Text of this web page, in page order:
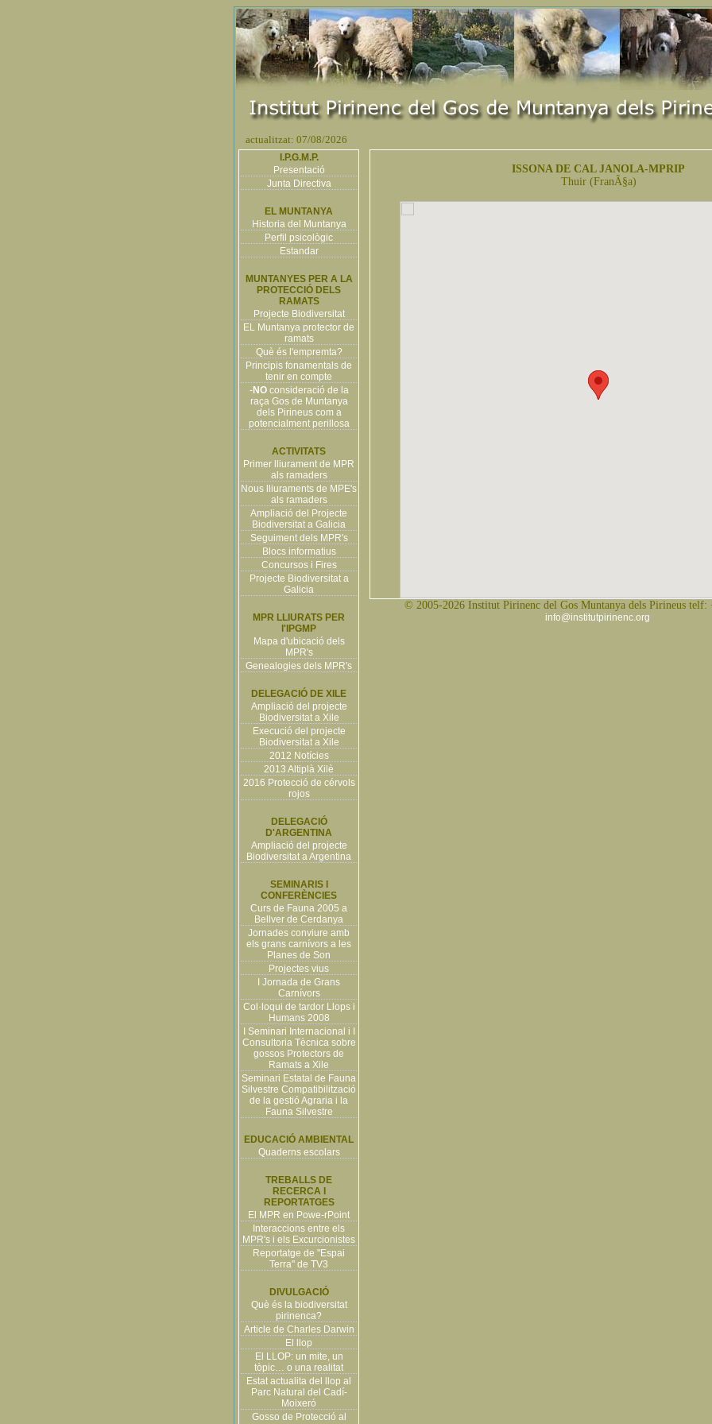
actualitzat: 07/08/2026
I.P.G.M.P.
Presentació
Junta Directiva
EL MUNTANYA
Historia del Muntanya
Perfil psicològic
Estandar
MUNTANYES PER A LA
PROTECCIÓ DELS
RAMATS
Projecte Biodiversitat
EL Muntanya protector de
ramats
Què és l'empremta?
Principis fonamentals de
tenir en compte
-NOconsideració de la
raça Gos de Muntanya
dels Pirineus com a
potencialment perillosa
ACTIVITATS
Primer lliurament de MPR
als ramaders
Nous lliuraments de MPE's
als ramaders
Ampliació del Projecte
Biodiversitat a Galicia
Seguiment dels MPR's
Blocs informatius
Concursos i Fires
Projecte Biodiversitat a
Galicia
MPR LLIURATS PER
l'IPGMP
Mapa d'ubicació dels
MPR's
Genealogies dels MPR's
DELEGACIÓ DE XILE
Ampliació del projecte
Biodiversitat a Xile
Execució del projecte
Biodiversitat a Xile
2012 Notícies
2013 Altiplà Xilè
2016 Protecció de cérvols
rojos
DELEGACIÓ
D'ARGENTINA
Ampliació del projecte
Biodiversitat a Argentina
SEMINARIS I
CONFERÈNCIES
Curs de Fauna 2005 a
Bellver de Cerdanya
Jornades conviure amb
els grans carnívors a les
Planes de Son
Projectes vius
I Jornada de Grans
Carnívors
Col·loqui de tardor Llops i
Humans 2008
I Seminari Internacional i I
Consultoria Tècnica sobre
gossos Protectors de
Ramats a Xile
Seminari Estatal de Fauna
Silvestre Compatibilització
de la gestió Agraria i la
Fauna Silvestre
EDUCACIÓ AMBIENTAL
Quaderns escolars
TREBALLS DE
RECERCA I
REPORTATGES
El MPR en Powe-rPoint
Interaccions entre els
MPR's i els Excurcionistes
Reportatge de "Espai
Terra" de TV3
DIVULGACIÓ
Què és la biodiversitat
pirinenca?
Article de Charles Darwin
El llop
El LLOP: un mite, un
tòpic… o una realitat
Estat actualita del llop al
Parc Natural del Cadí-
Moixeró
Gosso de Protecció al
ISSONA DE CAL JANOLA-MPRIP
Thuir (FranÃ§a)
© 2005-2026 Institut Pirinenc del Gos Muntanya dels Pirineus telf:
info@institutpirinenc.org